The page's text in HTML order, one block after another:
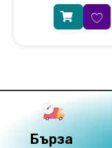
Бърза